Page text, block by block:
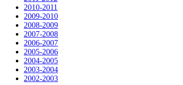
2010-2011
2009-2010
2008-2009
2007-2008
2006-2007
2005-2006
2004-2005
2003-2004
2002-2003